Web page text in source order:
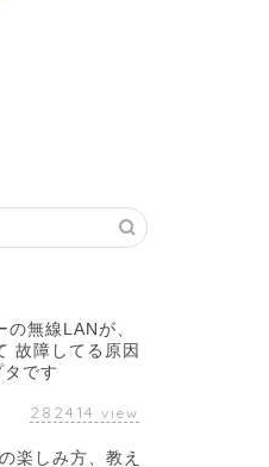
の無線LANが、
故障してる原因
です
282414 view
楽しみ方、教え